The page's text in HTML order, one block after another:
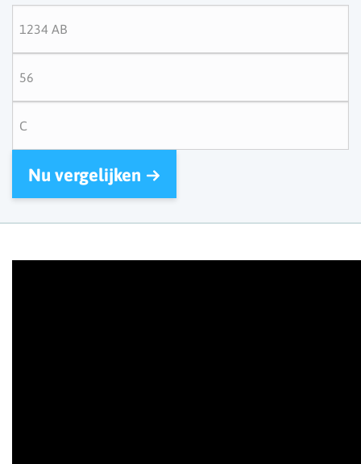
Nu vergelijken